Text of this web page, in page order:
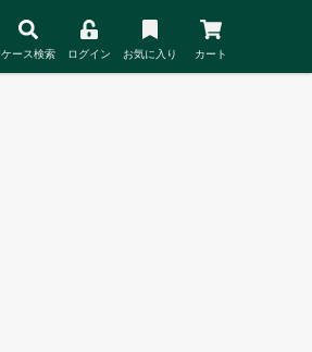
ケース検索 ログイン お気に入り カート